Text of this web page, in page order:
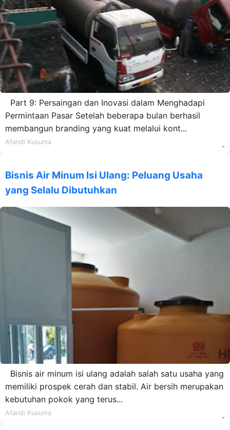
Part 9: Persaingan dan Inovasi dalam Menghadapi
Permintaan Pasar Setelah beberapa bulan berhasil
membangun branding yang kuat melalui kont...
Afandi Kusuma
-
Bisnis Air Minum Isi Ulang: Peluang Usaha
yang Selalu Dibutuhkan
Bisnis air minum isi ulang adalah salah satu usaha yang
memiliki prospek cerah dan stabil. Air bersih merupakan
kebutuhan pokok yang terus...
Afandi Kusuma
-